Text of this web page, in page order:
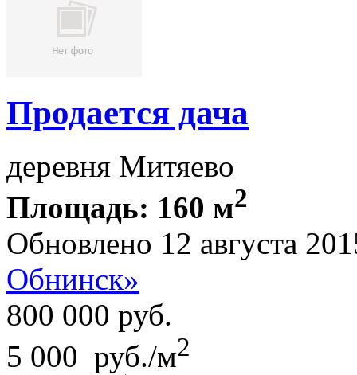
Продается дача
деревня Митяево
Площадь: 160 м2
Обновлено 12 августа
Обнинск»
800 000 руб.
5 000 руб./м2